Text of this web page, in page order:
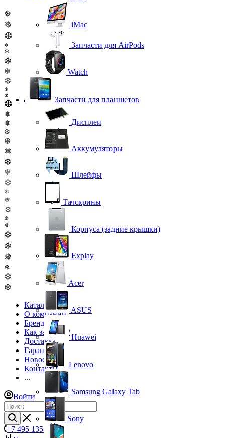
❅
❅
❆
❄
❄
❄
❆
❆
❄
❆
❆
❅
❅
❆
❆
❅
❆
❄
❆
❄
❅
❄
❆
❅
❆
❄
❅
❄
❆
❆
Каталог
О компании
Бренды
Как заказать?
Доставка
Гарантия
Новости
Контакты
...
Войти
+7 495 135-39-43
iMac
Запчасти для AirPods
Watch
Запчасти для планшетов
Дисплеи
Аккумуляторы
Шлейфы
Тачскрины
Корпуса (задние крышки)
Explay
Acer
ASUS
Huawei
Lenovo
Samsung Galaxy Tab
Sony